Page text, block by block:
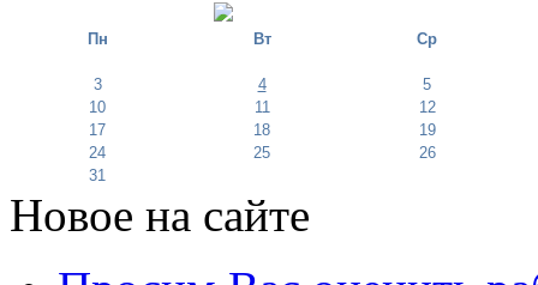
Пн Вт Ср
3 4
5
10
11
12
17
18
19
24
25
26
31
Новое на сайте